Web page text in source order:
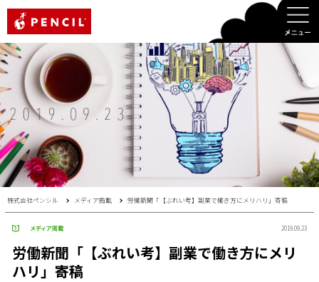
株式会社ペンシル メディア掲載 労働新聞「【ぶれい考】副業で働き方にメリハリ」寄稿
メディア掲載 2019.09.23
労働新聞「【ぶれい考】副業で働き方にメリ
ハリ」寄稿